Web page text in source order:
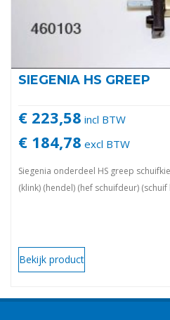
SIEGENIA HS GREEP
€ 223,58 incl BTW
€ 184,78 excl BTW
Siegenia onderdeel HS greep
(klink) (hendel) (hef schuifdeur)
Bekijk product